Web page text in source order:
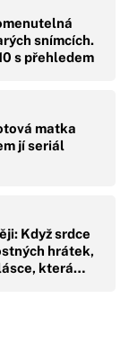
snímcích.
s přehledem
matka
jí seriál
Když srdce
hrátek,
která